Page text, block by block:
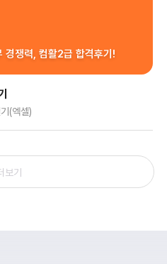
경쟁력, 컴활2급 합격후기!
(엑셀)
보기